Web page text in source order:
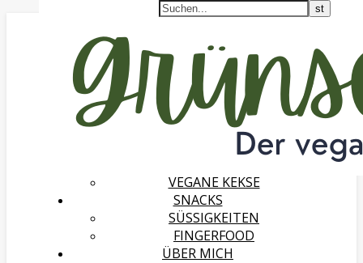
FRÜHSTÜCK
PASTA
REISGERICHTE
SUPPEN & EINTÖPFE
SALATE
DESSERTS
VEGANES EIS
VEGANE KEKSE
SNACKS
SÜSSIGKEITEN
FINGERFOOD
ÜBER MICH